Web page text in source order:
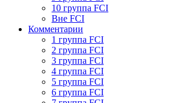
10 группа FCI
Вне FCI
Комментарии
1 группа FCI
2 группа FCI
3 группа FCI
4 группа FCI
5 группа FCI
6 группа FCI